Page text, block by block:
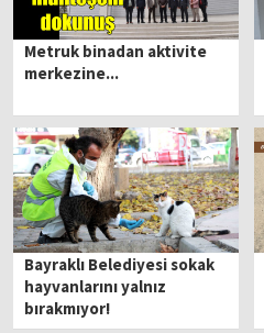
Metruk binadan aktivite
merkezine...
Bayraklı Belediyesi sokak
hayvanlarını yalnız
bırakmıyor!